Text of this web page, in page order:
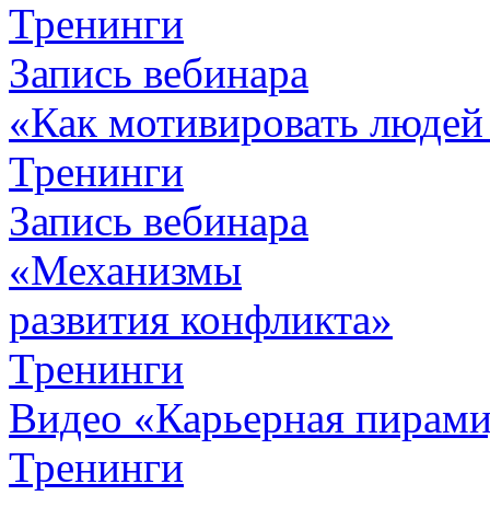
Тренинги
Запись вебинара
«Как мотивировать
Тренинги
Запись вебинара
«Механизмы
развития конфликта»
Тренинги
Видео «Карьерная
Тренинги